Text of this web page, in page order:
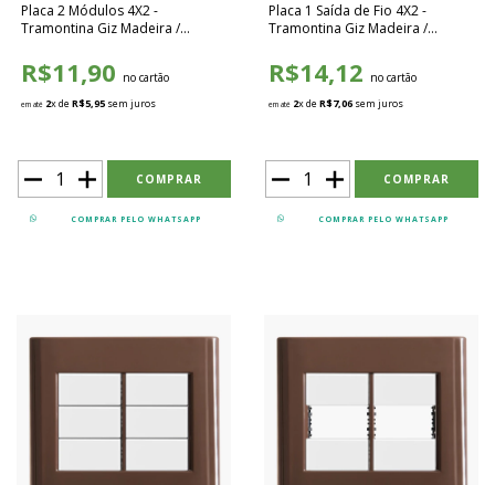
Placa 2 Módulos 4X2 -
Tramontina Giz Madeira /
R$11,90 no cartão
em até 2x deR$5,95 sem juros
COMPRAR PELO WHATSAPP
Placa 1 Saída de Fio 4X2 -
Tramontina Giz Madeira /
R$14,12 no cartão
em até 2x deR$7,06 sem juros
COMPRAR PELO WHATSAPP